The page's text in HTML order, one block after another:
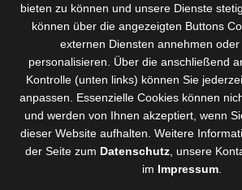
bieten zu können und unsere Dienste
können über die angezeigten Buttons
externen Diensten annehmen oder
personalisieren. Über die anschließend
Kontrolle (unten links) können Sie
anpassen. Essenzielle Cookies können
und werden von Ihnen akzeptiert, wenn
dieser Website aufhalten. Weitere
der Seite zum Datenschutz , unsere
im Impressum.